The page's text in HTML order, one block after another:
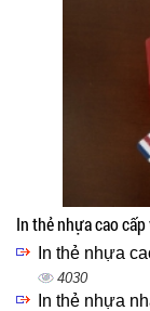
In thẻ nhựa cao
In thẻ nhựa
4030
In thẻ nhựa